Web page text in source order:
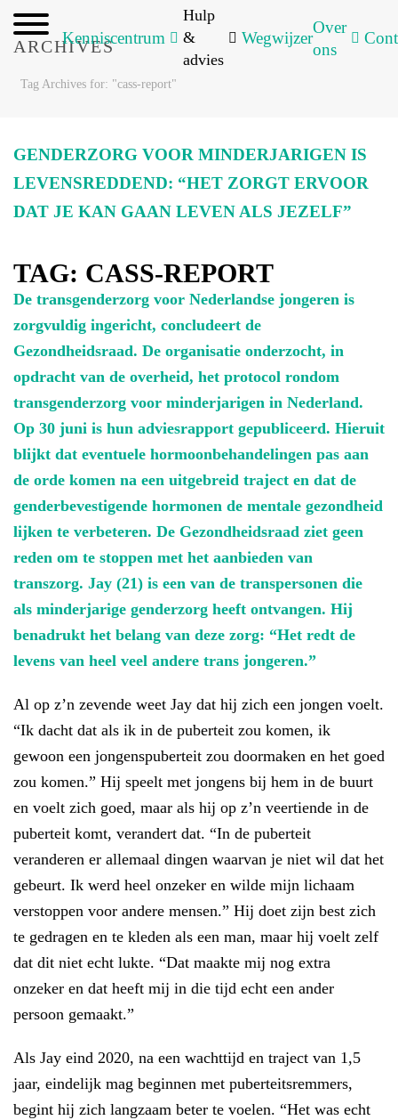
Kenniscentrum
Hulp
&
advies
Wegwijzer
Over
ons
ARCHIVES
Tag Archives for: "cass-report"
GENDERZORG VOOR MINDERJARIGEN IS
LEVENSREDDEND: “HET ZORGT ERVOOR
DAT JE KAN GAAN LEVEN ALS JEZELF”
TAG: CASS-REPORT
De transgenderzorg voor Nederlandse jongeren is
zorgvuldig ingericht, concludeert de
Gezondheidsraad. De organisatie onderzocht, in
opdracht van de overheid, het protocol rondom
transgenderzorg voor minderjarigen in Nederland.
Op 30 juni is hun adviesrapport gepubliceerd. Hieruit
blijkt dat eventuele hormoonbehandelingen pas aan
de orde komen na een uitgebreid traject en dat de
genderbevestigende hormonen de mentale gezondheid
lijken te verbeteren. De Gezondheidsraad ziet geen
reden om te stoppen met het aanbieden van
transzorg. Jay (21) is een van de transpersonen die
als minderjarige genderzorg heeft ontvangen. Hij
benadrukt het belang van deze zorg: “Het redt de
levens van heel veel andere trans jongeren.”
Al op z’n zevende weet Jay dat hij zich een jongen voelt.
“Ik dacht dat als ik in de puberteit zou komen, ik
gewoon een jongenspuberteit zou doormaken en het goed
zou komen.” Hij speelt met jongens bij hem in de buurt
en voelt zich goed, maar als hij op z’n veertiende in de
puberteit komt, verandert dat. “In de puberteit
veranderen er allemaal dingen waarvan je niet wil dat het
gebeurt. Ik werd heel onzeker en wilde mijn lichaam
verstoppen voor andere mensen.” Hij doet zijn best zich
te gedragen en te kleden als een man, maar hij voelt zelf
dat dit niet echt lukte. “Dat maakte mij nog extra
onzeker en dat heeft mij in die tijd echt een ander
persoon gemaakt.”
Als Jay eind 2020, na een wachttijd en traject van 1,5
jaar, eindelijk mag beginnen met puberteitsremmers,
begint hij zich langzaam beter te voelen. “Het was echt